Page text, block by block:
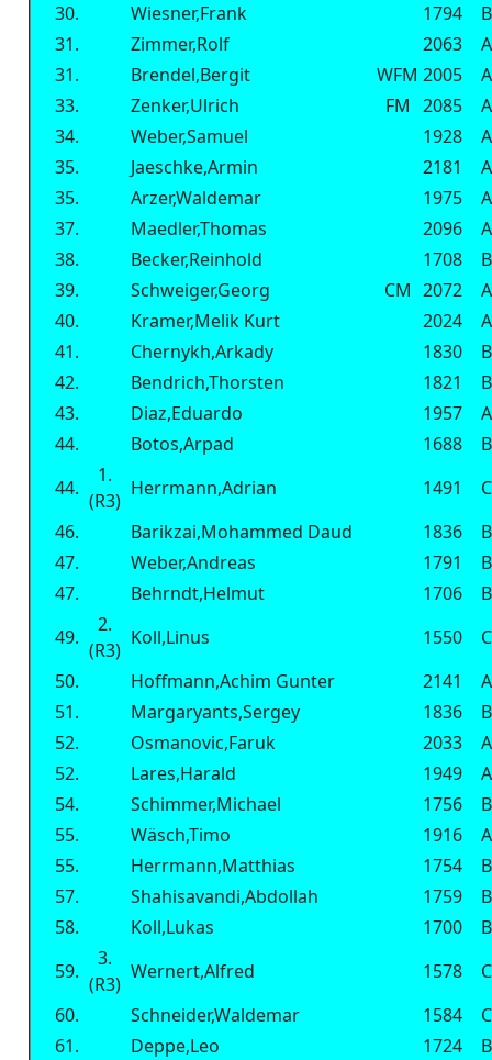
30.
Wiesner,Frank 1794
B
31.
Zimmer,Rolf 2063
A
31.
Brendel,Bergit WFM 2005
A
33.
Zenker,Ulrich FM 2085
A
34.
Weber,Samuel 1928
A
35.
Jaeschke,Armin 2181
A
35.
Arzer,Waldemar 1975
A
37.
Maedler,Thomas 2096
A
38.
Becker,Reinhold 1708
B
39.
Schweiger,Georg CM 2072
A
40.
Kramer,Melik Kurt 2024
A
41.
Chernykh,Arkady 1830
B
42.
Bendrich,Thorsten 1821
B
43.
Diaz,Eduardo 1957
A
44.
Botos,Arpad 1688
B
44.
1.
(R3)
Herrmann,Adrian 1491
C
46.
Barikzai,Mohammed Daud 1836
B
47.
Weber,Andreas 1791
B
47.
Behrndt,Helmut 1706
B
49.
2.
(R3)
Koll,Linus 1550
C
50.
Hoffmann,Achim Gunter 2141
A
51.
Margaryants,Sergey 1836
B
52.
Osmanovic,Faruk 2033
A
52.
Lares,Harald 1949
A
54.
Schimmer,Michael 1756
B
55.
Wäsch,Timo 1916
A
55.
Herrmann,Matthias 1754
B
57.
Shahisavandi,Abdollah 1759
B
58.
Koll,Lukas 1700
B
59.
3.
(R3)
Wernert,Alfred 1578
C
60.
Schneider,Waldemar 1584
C
61.
Deppe,Leo 1724
B